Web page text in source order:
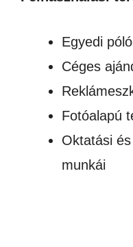
Egyedi
Céges
Fotóalapú
Oktatási
munkái